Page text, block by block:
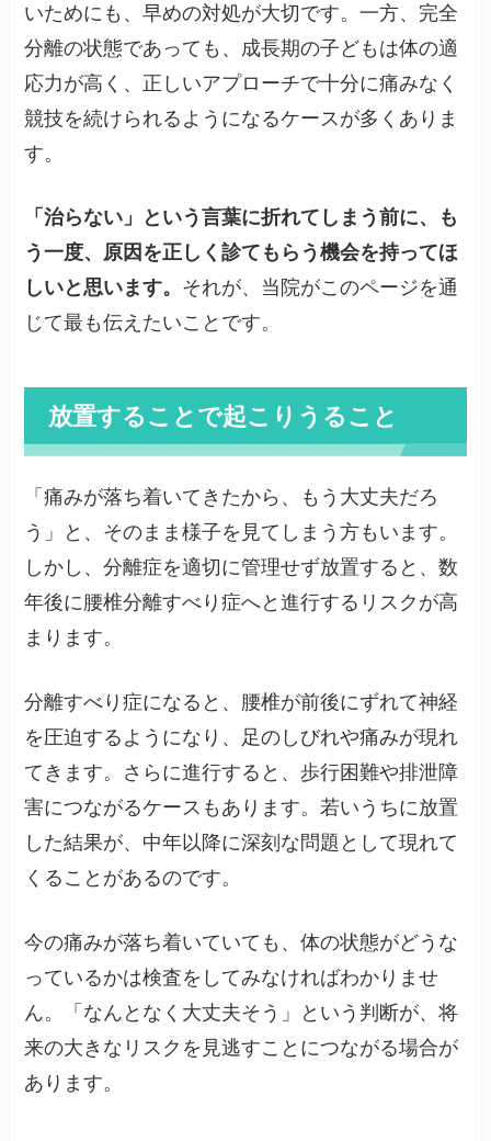
いためにも、早めの対処が大切です。一方、完全
分離の状態であっても、成長期の子どもは体の適
応力が高く、正しいアプローチで十分に痛みなく
競技を続けられるようになるケースが多くありま
す。
「治らない」という言葉に折れてしまう前に、も
う一度、原因を正しく診てもらう機会を持ってほ
しいと思います。 それが、当院がこのページを通
じて最も伝えたいことです。
放置することで起こりうること
「痛みが落ち着いてきたから、もう大丈夫だろ
う」と、そのまま様子を見てしまう方もいます。
しかし、分離症を適切に管理せず放置すると、数
年後に腰椎分離すべり症へと進行するリスクが高
まります。
分離すべり症になると、腰椎が前後にずれて神経
を圧迫するようになり、足のしびれや痛みが現れ
てきます。さらに進行すると、歩行困難や排泄障
害につながるケースもあります。若いうちに放置
した結果が、中年以降に深刻な問題として現れて
くることがあるのです。
今の痛みが落ち着いていても、体の状態がどうな
っているかは検査をしてみなければわかりませ
ん。「なんとなく大丈夫そう」という判断が、将
来の大きなリスクを見逃すことにつながる場合が
あります。